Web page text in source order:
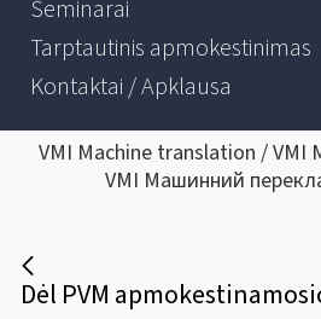
Seminarai
Tarptautinis apmokestinimas
Kontaktai / Apklausa
VMI Machine translation /
VMI Машинний